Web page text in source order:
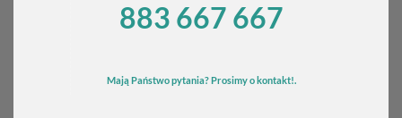
883 667 667
Mają Państwo pytania? Prosimy o kontakt!.